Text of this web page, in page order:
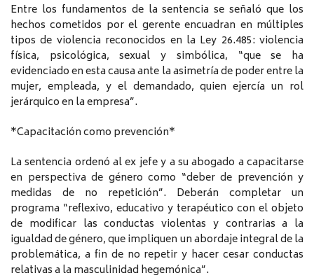
Entre los fundamentos de la sentencia se señaló que los
hechos cometidos por el gerente encuadran en múltiples
tipos de violencia reconocidos en la Ley 26.485: violencia
física, psicológica, sexual y simbólica, “que se ha
evidenciado en esta causa ante la asimetría de poder entre la
mujer, empleada, y el demandado, quien ejercía un rol
jerárquico en la empresa”.
*Capacitación como prevención*
La sentencia ordenó al ex jefe y a su abogado a capacitarse
en perspectiva de género como “deber de prevención y
medidas de no repetición”. Deberán completar un
programa “reflexivo, educativo y terapéutico con el objeto
de modificar las conductas violentas y contrarias a la
igualdad de género, que impliquen un abordaje integral de la
problemática, a fin de no repetir y hacer cesar conductas
relativas a la masculinidad hegemónica”.